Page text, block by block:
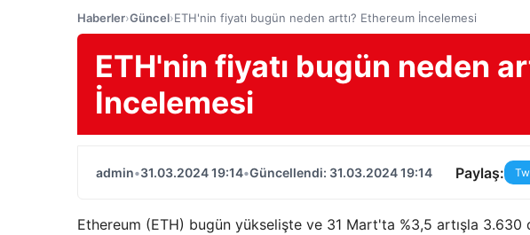
Haberler›Güncel›ETH'nin fiyatı bugün neden arttı? Ethereum İncelemesi
ETH'nin fiyatı bugün neden
İncelemesi
admin•31.03.2024 19:14•Güncellendi: 31.03.2024 19:14 Paylaş:
Ethereum (ETH) bugün yükselişte ve 31 Mart'ta %3,5 artışla 3.630